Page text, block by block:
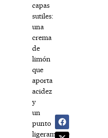
capas
sutiles:
una
crema
de
limón
que
aporta
acidez
y
un
punto
ligeramente